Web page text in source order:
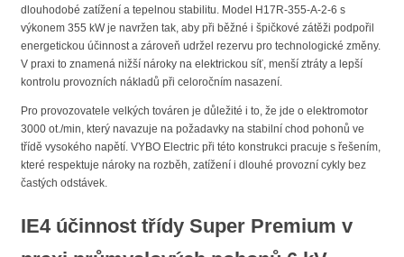
dlouhodobé zatížení a tepelnou stabilitu. Model H17R-355-A-2-6 s
výkonem 355 kW je navržen tak, aby při běžné i špičkové zátěži podpořil
energetickou účinnost a zároveň udržel rezervu pro technologické změny.
V praxi to znamená nižší nároky na elektrickou síť, menší ztráty a lepší
kontrolu provozních nákladů při celoročním nasazení.
Pro provozovatele velkých továren je důležité i to, že jde o elektromotor
3000 ot./min, který navazuje na požadavky na stabilní chod pohonů ve
třídě vysokého napětí. VYBO Electric při této konstrukci pracuje s řešením,
které respektuje nároky na rozběh, zatížení i dlouhé provozní cykly bez
častých odstávek.
IE4 účinnost třídy Super Premium v